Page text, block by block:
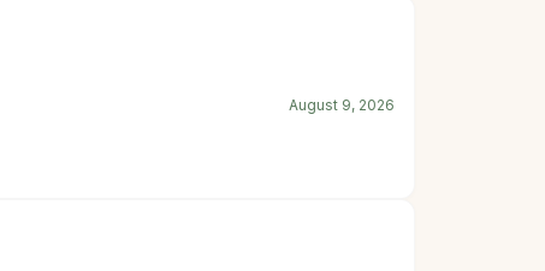
August 9, 2026